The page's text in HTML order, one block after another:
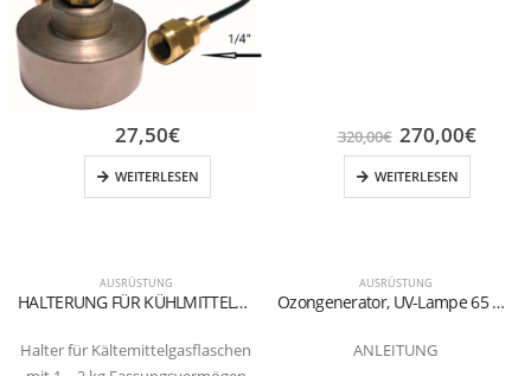
AUSRÜSTUNG
HALTERUNG FÜR KÜHLMITTELGASFLASCHEN 1 – 2 kg
Halter für Kältemittelgasflaschen
27,50€
WEITERLESEN
AUSRÜSTUNG
Ozongenerator, UV-Lampe 65 m3 / h
ANLEITUNG
320,00€ 270,00€
WEITERLESEN